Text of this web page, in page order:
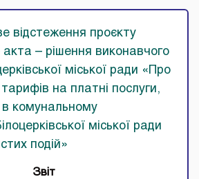
відстеження проєкту
акта – рішення виконавчого
міської ради «Про
на платні послуги,
комунальному
міської ради
подій»
Звіт